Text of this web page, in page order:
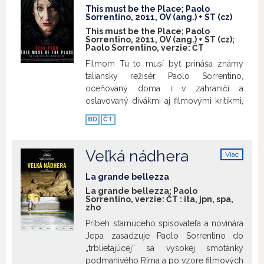
naňho pozerá s nadhľadom i veľkou
mierou fascinácie: „Sú ľudia, ktorí
prepadnú banku s pištoľou a krikom, a sú
takí, ktorí tie peniaze ukradnú ticho,
inej inteligencie a Andreotti bol ten druhý
prípad.“ Zobraziť viac
This must be the Place; Paolo
Sorrentino, 2011, OV (ang.) + ST (cz)
This must be the Place; Paolo
Sorrentino, 2011, OV (ang.) + ST (cz);
Paolo Sorrentino, verzie: ČT
Filmom Tu to musí byť prináša známy
taliansky režisér Paolo Sorrentino,
oceňovaný doma i v zahraničí a
oslavovaný divákmi aj filmovými kritikmi,
netradičnú vizuálne atraktívnu road-
movie drámu o hľadaní vlastnej identity a
sebou samým. Hlavnou postavou
príbehu je starnúci, no kedysi veľmi
slávny rocker Cheyenne, ktorý žije so
svojou dlhoročnou partnerkou v
obrovskej prázdnej vile v Dubline, stále
sa oblieka ako za starých dobrých čias a
jeho jedinou priateľkou je dospievajúce
mladé dievča. Smrť jeho židovského
otca, s ktorým pred 30 rokmi prerušil
kontakt, ho privedie do New Yorku, kde
BD ČT
Viac
Veľká nádhera
La grande bellezza
La grande bellezza; Paolo
Sorrentino, verzie: ČT : ita, jpn, spa,
zho
Príbeh starnúceho spisovateľa a novinára
Jepa zasadzuje Paolo Sorrentino do
„trblietajúcej“ sa vysokej smotánky
podmanivého Ríma a po vzore filmových